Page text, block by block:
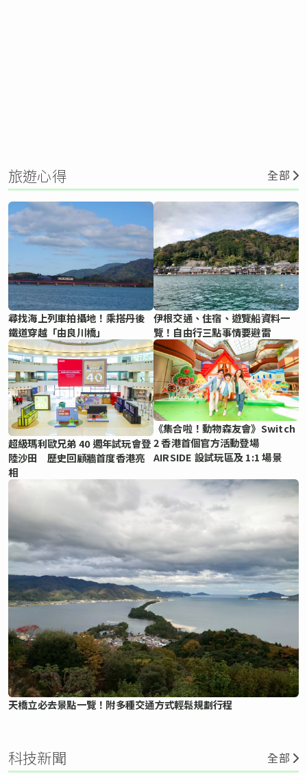
旅遊心得 全部
尋找海上列車拍攝地！乘搭丹後
鐵道穿越「由良川橋」
伊根交通、住宿、遊覽船資料一
覽！自由行三點事情要避雷
超級瑪利歐兄弟 40 週年試玩會登
陸沙田 歷史回顧牆首度香港亮
相
《集合啦！動物森友會》Switch
2 香港首個官方活動登場
AIRSIDE 設試玩區及 1:1 場景
天橋立必去景點一覽！附多種交通方式輕鬆規劃行程
科技新聞 全部